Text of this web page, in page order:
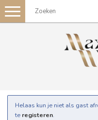
Toggle
navigation
Helaas kun je niet als gast
te registeren.